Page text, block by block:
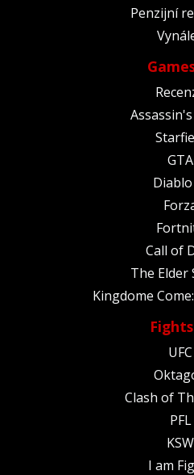
Penzijní
GTA
Call of
The Elder
Kingdome
UFC
Clash of
PFL
KSW
I am